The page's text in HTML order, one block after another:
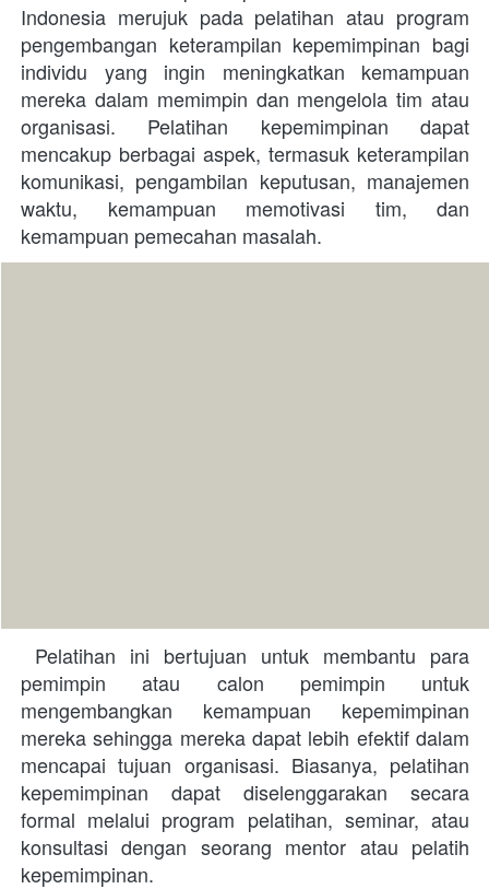
Indonesia merujuk pada pelatihan atau program
pengembangan keterampilan kepemimpinan bagi
individu yang ingin meningkatkan kemampuan
mereka dalam memimpin dan mengelola tim atau
organisasi. Pelatihan kepemimpinan dapat
mencakup berbagai aspek, termasuk keterampilan
komunikasi, pengambilan keputusan, manajemen
waktu, kemampuan memotivasi tim, dan
kemampuan pemecahan masalah.
pemimpin atau calon pemimpin untuk
mengembangkan kemampuan kepemimpinan
mereka sehingga mereka dapat lebih efektif dalam
mencapai tujuan organisasi. Biasanya, pelatihan
kepemimpinan dapat diselenggarakan secara
formal melalui program pelatihan, seminar, atau
konsultasi dengan seorang mentor atau pelatih
kepemimpinan.